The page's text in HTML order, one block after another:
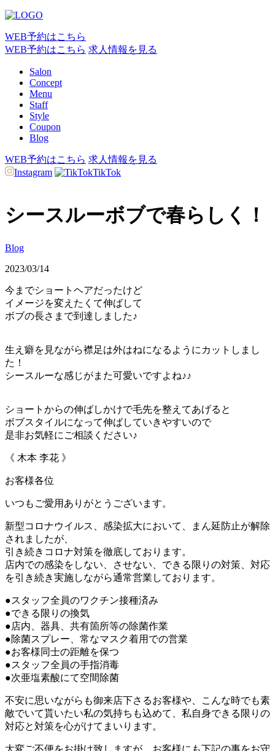
WEB予約はこちら
WEB予約はこちら 求人情報を見る
Salon
Concept
Menu
Staff
Style
Coupon
Blog
WEB予約はこちら 求人情報を見る
Instagram
TikTok
シースルーボブで春らしく！
Blog
2023/03/14
今までショートヘアだったけど
イメージを変えたくて伸ばして
ボブの長さまで到達しました♪
生え癖を見ながら襟足は外はねになるようにカットしまし
た！
シースルーな感じがまた可愛いですよね♪♪
ショートからの伸ばしかけで毛先を整えてあげると
ボブスタイルになって伸ばしていきやすいので
是非お気軽にご相談ください♪
《 木本 李花 》
お客様各位
いつもご愛用ありがとうございます。
新型コロナウイルス、感染拡大において、まん延防止が解除
されましたが、
引き続きコロナ対策を徹底しております。
店内での感染をしない、させない、できる限りの対策、対応
を引き続き実施しながら通常営業しております。
●スタッフ全員のワクチン接種済み
●できる限りの換気
●店内、器具、共有箇所等の除菌作業
●除菌スプレー、常なマスク着用での営業
●お客様同士の距離を保つ
●スタッフ全員の手指消毒
●次亜塩素酸にて空間除菌
不安に思いながらも御来店下さるお客様や、こんな時でも素
敵でいて貰いたい私の気持ちも込めて、私自身できる限りの
対応と対策を心がけてまいります。
大変ご不便をお掛け致しますが、お客様にも下記の事をお守